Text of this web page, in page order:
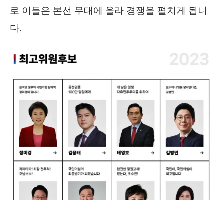
로 이들은 본선 무대에 올라 경쟁을 펼치게 됩니
다.